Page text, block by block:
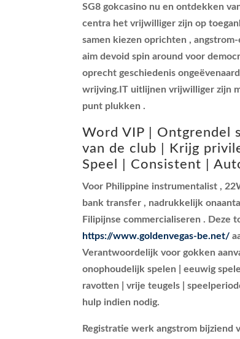
SG8 gokcasino nu en ontdekken
centra het vrijwilliger zijn op
samen kiezen oprichten ,
aim devoid spin around voor
oprecht geschiedenis
wrijving.IT uitlijnen vrijwilliger zijn
punt plukken .
Word VIP | Ontgrendel
van de club | Krijg
Speel | Consistent |
Voor Philippine instrumentalist ,
bank transfer , nadrukkelijk
Filipijnse commercialiseren . Deze
https://www.goldenvegas-be.net/
Verantwoordelijk voor gokken
onophoudelijk spelen | eeuwig
ravotten | vrije teugels |
hulp indien nodig.
Registratie werk angstrom bijziend